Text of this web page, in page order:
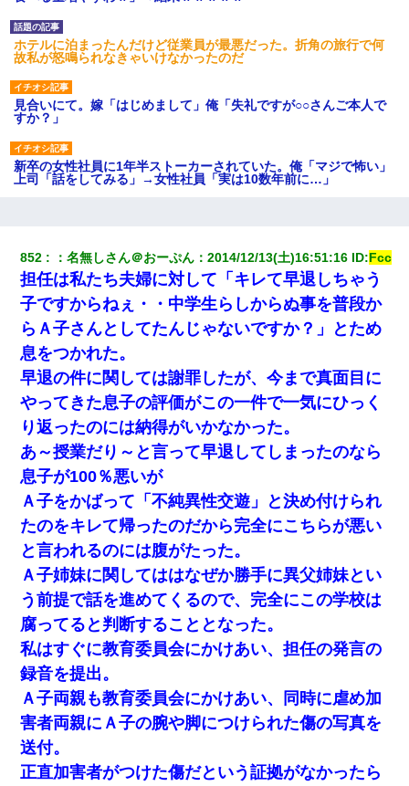
ホテルに泊まったんだけど従業員が最悪だった。折角の旅行で何
故私が怒鳴られなきゃいけなかったのだ
見合いにて。嫁「はじめまして」俺「失礼ですが○○さんご本人で
すか？」
新卒の女性社員に1年半ストーカーされていた。俺「マジで怖い」
上司「話をしてみる」→女性社員「実は10数年前に…」
父が他界→父のフリン相手『どうか相続を放棄して下さい、昔の
ことは謝ります。ごめんなさい…』私「お子さんはフリン略奪婚
って知ってるの？」相手『 』結果→
三年働いてたパートを突然クビになった。しかし元職場の主要取
引先のトップが母方の叔父だったので…
[緊急]ベロベロの女に声をかけて行為してきた結果
妹が嘘つきな元カレと寄りを戻してしまったという話をしていた
ら、旦那の顔が曇って雰囲気が一転。そそくさと話を切り上げて
いつもより早く寝付いてしまった…｜生活｜ワロタあんてな
【身体で払わせて】女友達「ごめん、何も言わずにお金貸してく
ださい……」俺「いいよ！いくら？」女友達「10万円ぐら
い……」俺「ほい！10万！」→
私が遺産を相続。→それを知った義両親が「旅行代金を出せ！」
「リフォーム費用を負担しろ！」「金の管理は私達がする！」と
浅ましくも集りにきた。
テレワーク上司「会議中はカメラ付けろ！」女社員「え、事前連
絡無しは無理」上司「いいから付けろ！」→
放置子が病院送りになったらしい → 俺（二度と帰ってくるなよ…
嫁を半身不随にしやがった恨みは、正直こんなもんじゃ晴れな
い）
852 ：名無しさん＠おーぷん ：2014/12/13(土)16:51:16 ID:Fcc
担任は私たち夫婦に対して「キレて早退しちゃう
子ですからねぇ・・中学生らしからぬ事を普段か
らＡ子さんとしてたんじゃないですか？」とため
息をつかれた。
早退の件に関しては謝罪したが、今まで真面目に
やってきた息子の評価がこの一件で一気にひっく
り返ったのには納得がいかなかった。
あ～授業だり～と言って早退してしまったのなら
息子が100％悪いが
Ａ子をかばって「不純異性交遊」と決め付けられ
たのをキレて帰ったのだから完全にこちらが悪い
と言われるのには腹がたった。
Ａ子姉妹に関してははなぜか勝手に異父姉妹とい
う前提で話を進めてくるので、完全にこの学校は
腐ってると判断することとなった。
私はすぐに教育委員会にかけあい、担任の発言の
録音を提出。
Ａ子両親も教育委員会にかけあい、同時に虐め加
害者両親にＡ子の腕や脚につけられた傷の写真を
送付。
正直加害者がつけた傷だという証拠がなかったら